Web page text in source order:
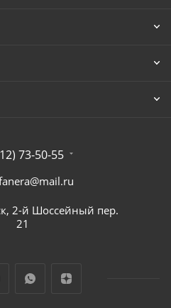
73-50-55
2-й Шоссейный пер.
21